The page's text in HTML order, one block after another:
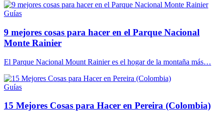
Guías
9 mejores cosas para hacer en el Parque Nacional
Monte Rainier
El Parque Nacional Mount Rainier es el hogar de la montaña más…
Guías
15 Mejores Cosas para Hacer en Pereira (Colombia)